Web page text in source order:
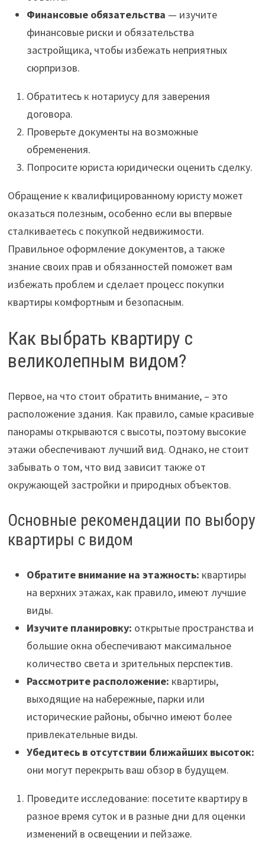
Финансовые обязательства — изучите
финансовые риски и обязательства
застройщика, чтобы избежать неприятных
сюрпризов.
Обратитесь к нотариусу для заверения
договора.
Проверьте документы на возможные
обременения.
Попросите юриста юридически оценить сделку.
Обращение к квалифицированному юристу может
оказаться полезным, особенно если вы впервые
сталкиваетесь с покупкой недвижимости.
Правильное оформление документов, а также
знание своих прав и обязанностей поможет вам
избежать проблем и сделает процесс покупки
квартиры комфортным и безопасным.
Как выбрать квартиру с
великолепным видом?
Первое, на что стоит обратить внимание, – это
расположение здания. Как правило, самые красивые
панорамы открываются с высоты, поэтому высокие
этажи обеспечивают лучший вид. Однако, не стоит
забывать о том, что вид зависит также от
окружающей застройки и природных объектов.
Основные рекомендации по выбору
квартиры с видом
Обратите внимание на этажность: квартиры
на верхних этажах, как правило, имеют лучшие
виды.
Изучите планировку: открытые пространства и
большие окна обеспечивают максимальное
количество света и зрительных перспектив.
Рассмотрите расположение: квартиры,
выходящие на набережные, парки или
исторические районы, обычно имеют более
привлекательные виды.
Убедитесь в отсутствии ближайших высоток:
они могут перекрыть ваш обзор в будущем.
Проведите исследование: посетите квартиру в
разное время суток и в разные дни для оценки
изменений в освещении и пейзаже.